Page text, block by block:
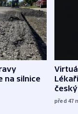
na silnice
před 47